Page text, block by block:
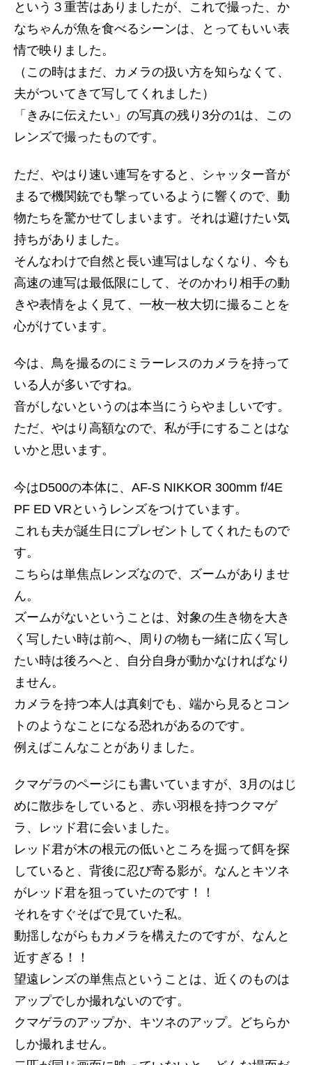
という３重苦はありましたが、これで撮った、か
なちゃんが魚を食べるシーンは、とってもいい表
情で映りました。
（この時はまだ、カメラの扱い方を知らなくて、
夫がついてきて写してくれました）
「きみに伝えたい」の写真の残り3分の1は、この
レンズで撮ったものです。
ただ、やはり速い連写をすると、シャッター音が
まるで機関銃でも撃っているように響くので、動
物たちを驚かせてしまいます。それは避けたい気
持ちがありました。
そんなわけで自然と長い連写はしなくなり、今も
高速の連写は最低限にして、そのかわり相手の動
きや表情をよく見て、一枚一枚大切に撮ることを
心がけています。
今は、鳥を撮るのにミラーレスのカメラを持って
いる人が多いですね。
音がしないというのは本当にうらやましいです。
ただ、やはり高額なので、私が手にすることはな
いかと思います。
今はD500の本体に、AF-S NIKKOR 300mm f/4E
PF ED VRというレンズをつけています。
これも夫が誕生日にプレゼントしてくれたもので
す。
こちらは単焦点レンズなので、ズームがありませ
ん。
ズームがないということは、対象の生き物を大き
く写したい時は前へ、周りの物も一緒に広く写し
たい時は後ろへと、自分自身が動かなければなり
ません。
カメラを持つ本人は真剣でも、端から見るとコン
トのようなことになる恐れがあるのです。
例えばこんなことがありました。
クマゲラのページにも書いていますが、3月のはじ
めに散歩をしていると、赤い羽根を持つクマゲ
ラ、レッド君に会いました。
レッド君が木の根元の低いところを掘って餌を探
していると、背後に忍び寄る影が。なんとキツネ
がレッド君を狙っていたのです！！
それをすぐそばで見ていた私。
動揺しながらもカメラを構えたのですが、なんと
近すぎる！！
望遠レンズの単焦点ということは、近くのものは
アップでしか撮れないのです。
クマゲラのアップか、キツネのアップ。どちらか
しか撮れません。